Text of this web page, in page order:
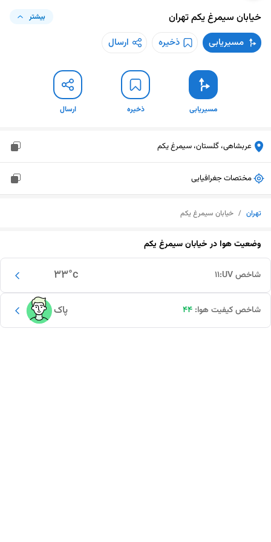
خیابان سیمرغ یکمتهران بیشتر
مسیریابی ذخیره ارسال
مسیریابی ذخیره ارسال
عربشاهی، گلستان، سیمرغ یکم
مختصات جغرافیایی
تهران / خیابان سیمرغ یکم
وضعیت هوا درخیابان سیمرغ یکم
33°c شاخص UV: 11
پاک شاخص کیفیت هوا: 44